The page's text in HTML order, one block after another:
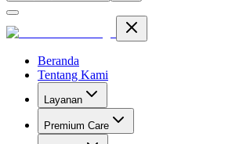
Beranda
Tentang Kami
Layanan
Premium Care